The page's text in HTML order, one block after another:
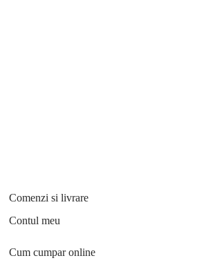
Comenzi si livrare
Contul meu
Cum cumpar online